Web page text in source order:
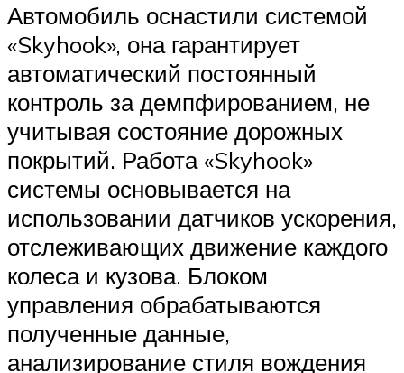
Автомобиль оснастили системой
«Skyhook», она гарантирует
автоматический постоянный
контроль за демпфированием, не
учитывая состояние дорожных
покрытий. Работа «Skyhook»
системы основывается на
использовании датчиков ускорения,
отслеживающих движение каждого
колеса и кузова. Блоком
управления обрабатываются
полученные данные,
анализирование стиля вождения